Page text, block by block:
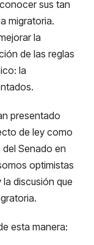
sus tan
migratoria.
la
de las reglas
la
presentado
de ley como
Senado en
optimistas
discusión que
esta manera: